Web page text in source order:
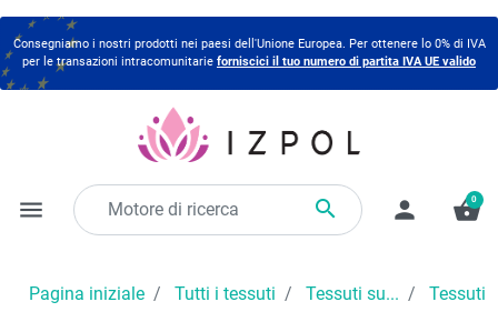
Consegniamo i nostri prodotti nei paesi dell'Unione Europea. Per ottenere lo 0% di IVA
per le transazioni intracomunitarie forniscici il tuo numero di partita IVA UE valido
menu  person shopping_basket
0
Pagina iniziale Tutti i tessuti Tessuti su... Tessuti